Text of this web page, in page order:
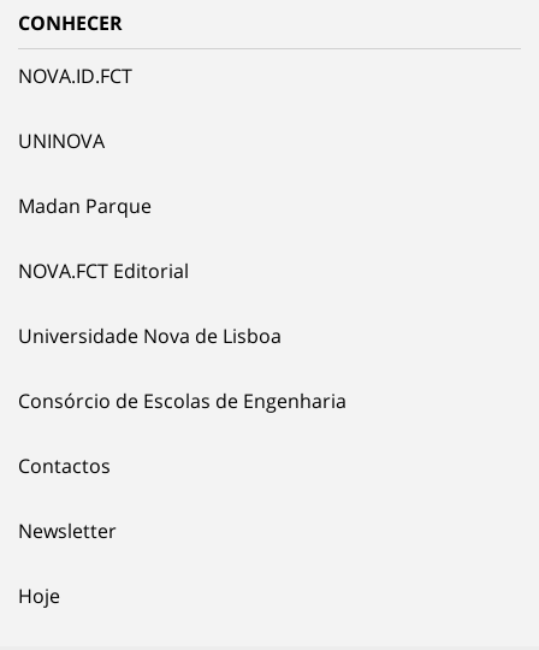
CONHECER
NOVA.ID.FCT
UNINOVA
Madan Parque
NOVA.FCT Editorial
Universidade Nova de Lisboa
Consórcio de Escolas de Engenharia
Contactos
Newsletter
Hoje